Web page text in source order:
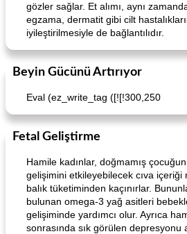
Lime, Chili and Brown Sugar Pork Chops
gözler sağlar. Et alımı, aynı
egzama, dermatit gibi cilt
iyileştirilmesiyle de bağlantılıdır.
Beyin Gücünü Artırıyor
Eval (ez_write_tag ([![!300,250
Fetal Geliştirme
Hamile kadınlar, doğmamış
gelişimini etkileyebilecek cıva
balık tüketiminden kaçınırlar.
bulunan omega-3 yağ asitleri
gelişiminde yardımcı olur. Ayrıca
sonrasında sık görülen depresyonu